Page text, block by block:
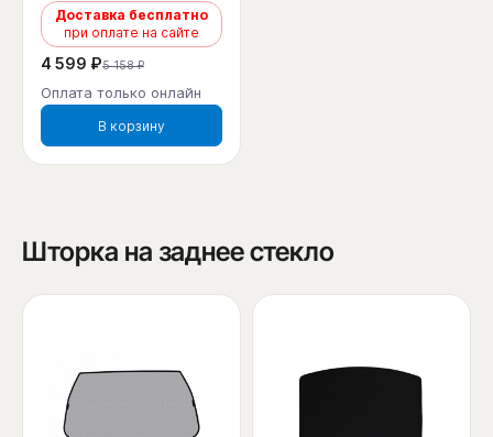
Доставка бесплатно
при оплате на сайте
4 599 ₽5 158 ₽
Оплата только онлайн
В корзину
Шторка на заднее стекло